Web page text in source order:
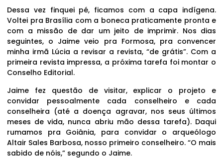
Dessa vez finquei pé, ficamos com a capa indígena.
Voltei pra Brasília com a boneca praticamente pronta e
com a missão de dar um jeito de imprimir. Nos dias
seguintes, o Jaime veio pra Formosa, pra convencer
minha irmã Lúcia a revisar a revista, “de grátis”. Com a
primeira revista impressa, a próxima tarefa foi montar o
Conselho Editorial.
Jaime fez questão de visitar, explicar o projeto e
convidar pessoalmente cada conselheiro e cada
conselheira (até a doença agravar, nos seus últimos
meses de vida, nunca abriu mão dessa tarefa). Daqui
rumamos pra Goiânia, para convidar o arqueólogo
Altair Sales Barbosa, nosso primeiro conselheiro. “O mais
sabido de nóis,” segundo o Jaime.